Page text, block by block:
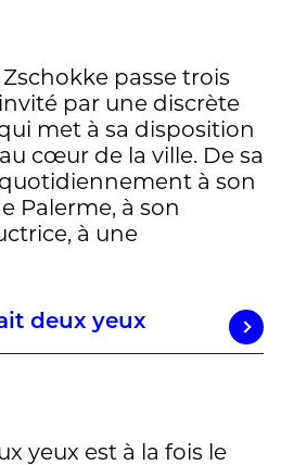
Zschokke passe trois
par une discrète
met à sa disposition
cœur de la ville. De sa
à son
Palerme, à son
à une
deux yeux
yeux est à la fois le